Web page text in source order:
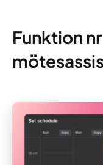
Funktion